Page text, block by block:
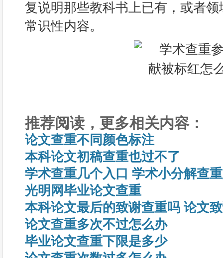
复说明那些教科书上已有，或者
常识性内容。
推荐阅读，更多相关内容：
论文查重不同颜色标注
本科论文初稿查重也过不了
学术查重几个入口 学术小分解查
光明网毕业论文查重
本科论文最后的致谢查重吗 论文
论文查重多次不过怎么办
毕业论文查重下限是多少